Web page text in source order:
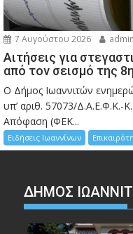
7 Αυγούστου 2026
Αιτήσεις για
από τον σεισμό της
Ο Δήμος Ιωαννιτών
υπ’ αριθ. 57073/Δ.Α.Ε.Φ.Κ.-
Απόφαση (ΦΕΚ...
Ειδήσεις Ιωαννίνων
ΔΗΜΟΣ